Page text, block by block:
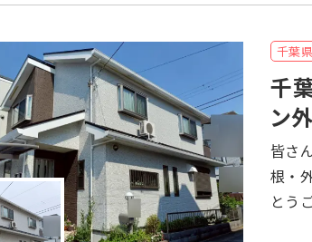
千葉県
千
ン
皆さんこんにちは！ 千葉市緑区
根・